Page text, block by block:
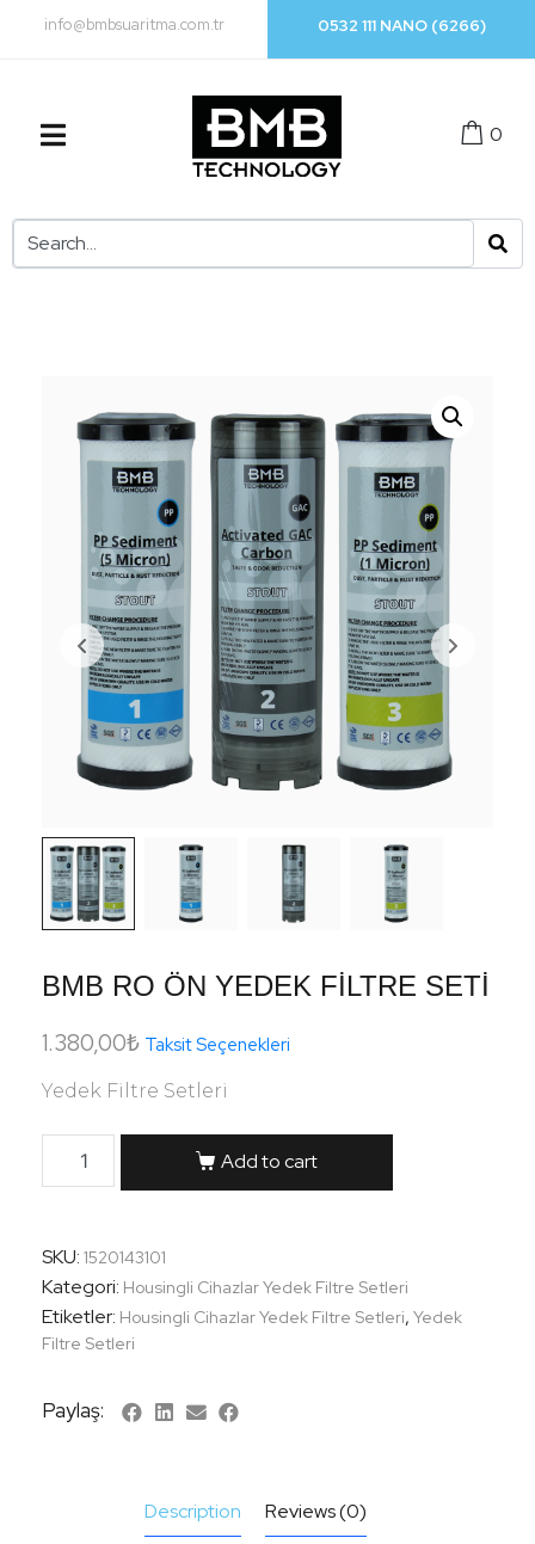
info@bmbsuaritma.com.tr 0532 111 NANO (6266)
0
BMB RO ÖN YEDEK FİLTRE SETİ
1.380,00₺ Taksit Seçenekleri
Yedek Filtre Setleri
Add to cart
SKU: 1520143101
Kategori: Housingli Cihazlar Yedek Filtre Setleri
Etiketler: Housingli Cihazlar Yedek Filtre Setleri, Yedek
Filtre Setleri
Paylaş:
Description
Reviews (0)